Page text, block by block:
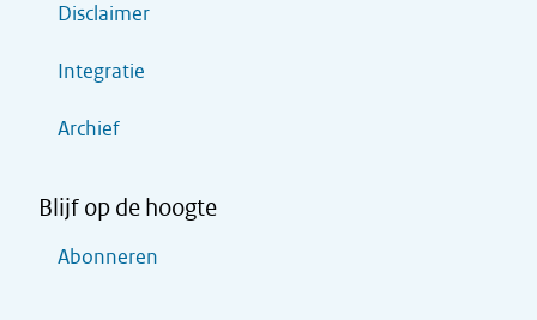
Disclaimer
Integratie
Archief
Blijf op de hoogte
Abonneren